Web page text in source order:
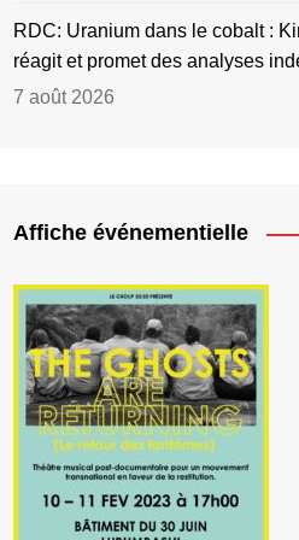
RDC: Uranium dans le cobalt :
réagit et promet des analyses
7 août 2026
Affiche événementielle